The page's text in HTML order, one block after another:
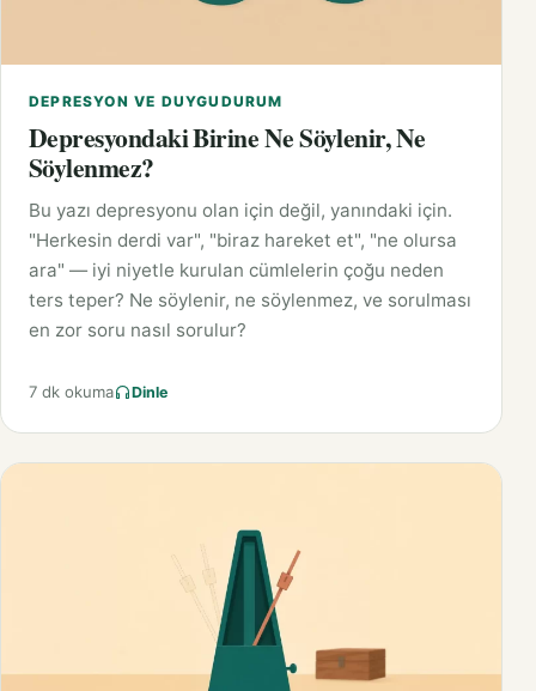
DEPRESYON VE DUYGUDURUM
Depresyondaki Birine Ne Söylenir, Ne
Söylenmez?
Bu yazı depresyonu olan için değil, yanındaki için.
"Herkesin derdi var", "biraz hareket et", "ne olursa
ara" — iyi niyetle kurulan cümlelerin çoğu neden
ters teper? Ne söylenir, ne söylenmez, ve sorulması
en zor soru nasıl sorulur?
7 dk okuma Dinle